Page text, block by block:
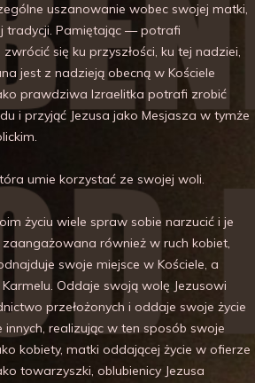
uszanowanie wobec swojej matki,
tradycji. Pamiętając — potrafi
się ku przyszłości, ku tej nadziei,
jest z nadzieją obecną w Kościele
prawdziwa Izraelitka potrafi zrobić
i przyjąć Jezusa jako Mesjasza w tymże
umie korzystać ze swojej woli.
życiu wiele spraw sobie narzucić i je
również w ruch kobiet,
swoje miejsce w Kościele, a
Oddaje swoją wolę Jezusowi
przełożonych i oddaje swoje życie
innych, realizując w ten sposób swoje
kobiety, matki oddającej życie w ofierze
towarzyszki, oblubienicy Jezusa